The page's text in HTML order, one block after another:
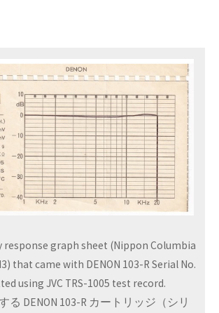
response graph sheet (Nippon Columbia
that came with DENON 103-R Serial No.
using JVC TRS-1005 test record.
る DENON 103-R カートリッジ（シリ